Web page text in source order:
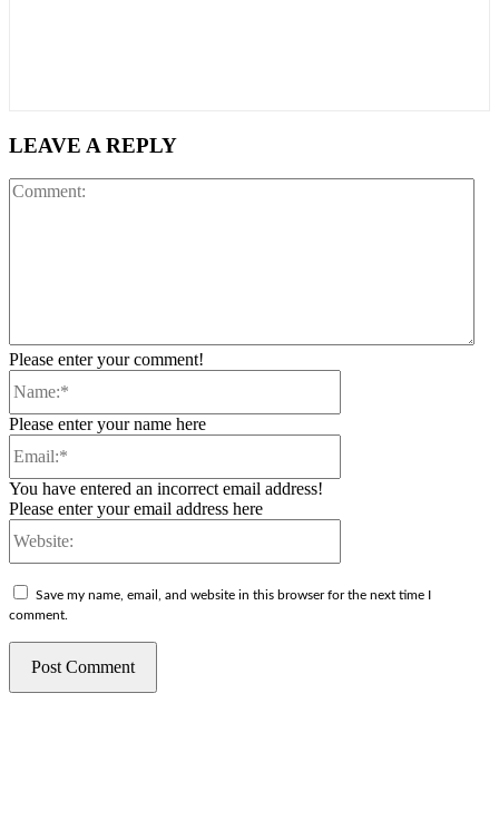
LEAVE A REPLY
Please enter your comment!
Please enter your name here
You have entered an incorrect email address!
Please enter your email address here
Save my name, email, and website in this browser for the next time I
comment.